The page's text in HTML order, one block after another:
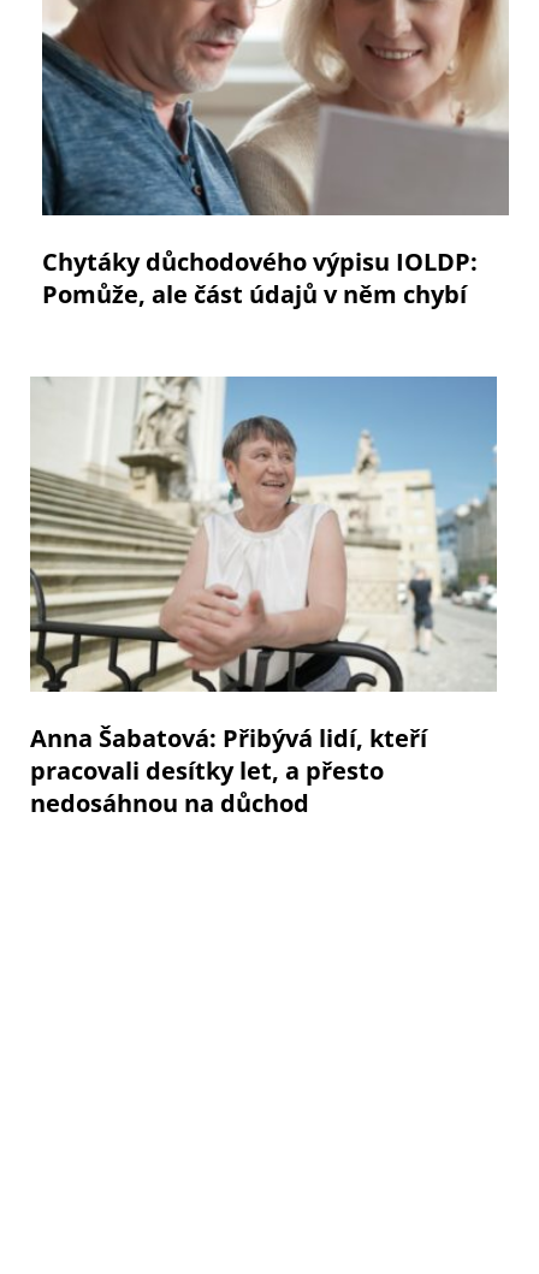
Chytáky důchodového výpisu IOLDP:
Pomůže, ale část údajů v něm chybí
Anna Šabatová: Přibývá lidí, kteří
pracovali desítky let, a přesto
nedosáhnou na důchod